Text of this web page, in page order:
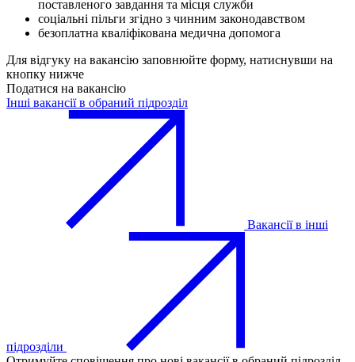
поставленого завдання та місця служби
соціальні пільги згідно з чинним законодавством
безоплатна кваліфікована медична допомога
Для відгуку на вакансію заповнюйте форму, натиснувши на
кнопку нижче
Податися на вакансію
Інші вакансії в обраний підрозділ
Вакансії в інші
підрозділи